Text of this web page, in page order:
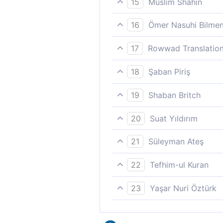
yeteneğiyle donatan
O, sizin için kulakları,
16
Ömer Nasuhi Bilmen
Halbuki O, o (Hâlık-i
şükredersiniz!
17
Rowwad
Sizin için kulaklar, gözler
18
Şaban Piriş
Sizin için kulaklar, gözler
19
Shaban Britch
Sizin için kulaklar, gözler
20
Suat Yıldırım
Ey insanlar, Rabbinizin
hissetmenizi sağlayan
21
Süleyman Ateş
O'dur ki, sizin için o
22
Tefhim-ul Kuran
O, sizin için kulakları,
23
Yaşar Nuri Öztürk